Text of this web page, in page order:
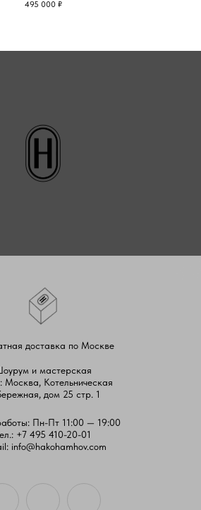
495 000 ₽
и мастерская
Москва, Котельническая
дом 25 стр. 1
Пн-Пт 11:00 — 19:00
+7 495 410-20-01
info@hakohamhov.com
доставка по Москве